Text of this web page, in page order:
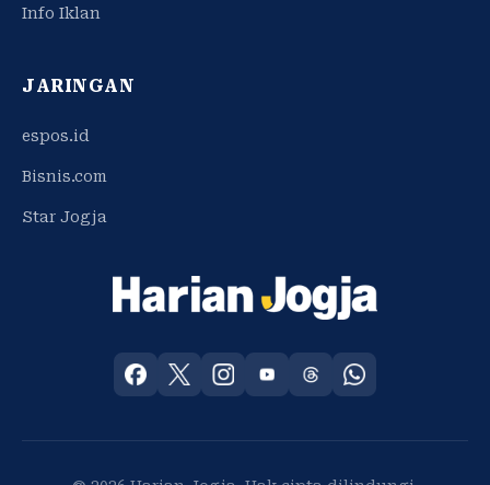
Info Iklan
JARINGAN
espos.id
Bisnis.com
Star Jogja